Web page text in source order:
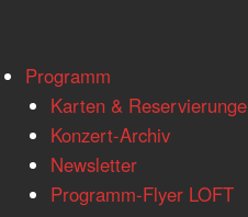
www.loftkoeln.de
navigation
Skip
content
Programm
Karten &
Konzert-Archiv
Newsletter
Programm-Flyer LOFT